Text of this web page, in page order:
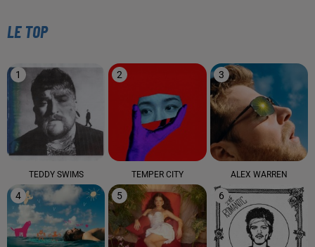
LE TOP
1
TEDDY SWIMS
2
TEMPER CITY
3
ALEX WARREN
4 5 6